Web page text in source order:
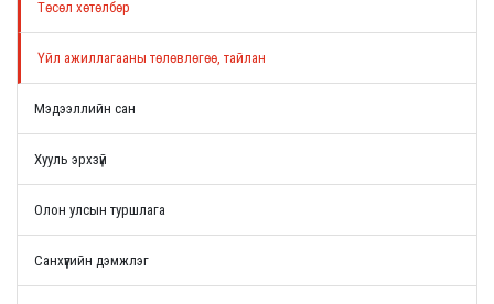
Төсөл хөтөлбөр
Үйл ажиллагааны төлөвлөгөө, тайлан
Мэдээллийн сан
Хууль эрхзүй
Олон улсын туршлага
Санхүүгийн дэмжлэг